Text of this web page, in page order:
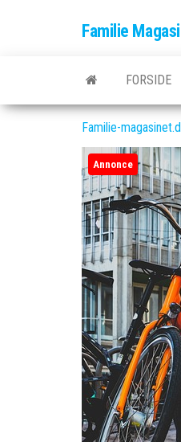
Familie
FORSIDE
Familie-
Annonce